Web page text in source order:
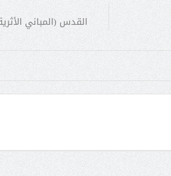
القدس (المباني